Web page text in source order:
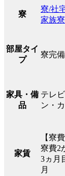
寮
寮/社
家族
部屋タイ
プ
寮完
家具・備
品
テレ
ン・
家賃
【寮費
寮費2
3ヵ月
月